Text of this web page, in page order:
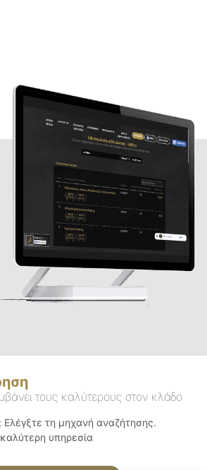
τους καλύτερους στον κλάδο
Ελέγξτε τη μηχανή αναζήτησης.
υπηρεσία